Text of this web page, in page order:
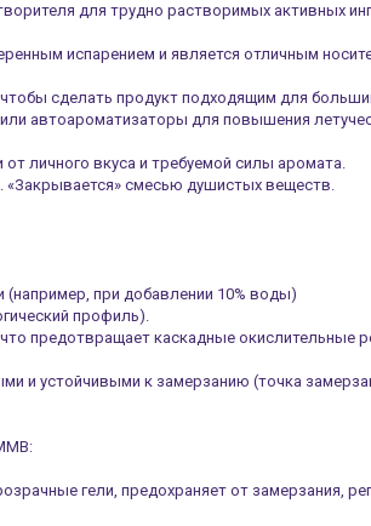
для трудно растворимых активных
испарением и является отличным
сделать продукт подходящим для
автоароматизаторы для повышения
личного вкуса и требуемой силы аромата.
смесью душистых веществ.
при добавлении 10% воды)
профиль).
предотвращает каскадные окислительные
и устойчивыми к замерзанию (точка
гели, предохраняет от замерзания,